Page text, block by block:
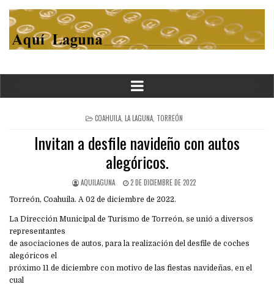
POSTED
IN
COAHUILA, LA LAGUNA, TORREÓN
Invitan a desfile navideño con autos
alegóricos.
AQUILAGUNA 2 DE DICIEMBRE DE 2022
Torreón, Coahuila. A 02 de diciembre de 2022.
La Dirección Municipal de Turismo de Torreón, se unió a diversos
representantes
de asociaciones de autos, para la realización del desfile de coches
alegóricos el
próximo 11 de diciembre con motivo de las fiestas navideñas, en el
cual